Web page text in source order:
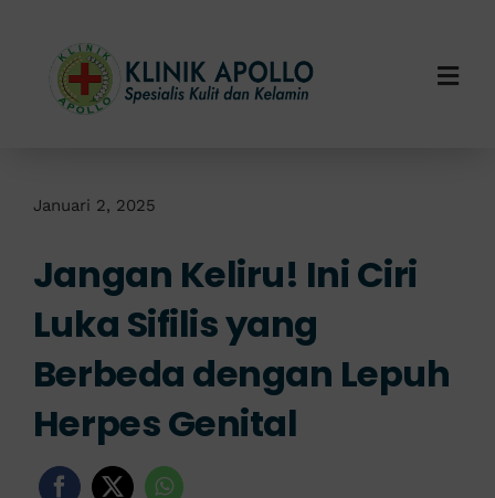
content
Layanan Kami
Info Klinik
Hubungi Kami
Januari 2, 2025
Jangan Keliru! Ini Ciri
Luka Sifilis yang
Berbeda dengan Lepuh
Herpes Genital